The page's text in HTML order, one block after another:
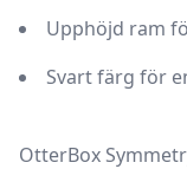
Upphöjd ram
Svart färg för
OtterBox